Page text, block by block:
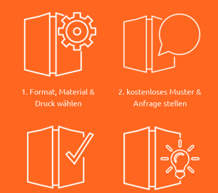
1. Format, Material &
Druck wählen
2. kostenloses Muster &
Anfrage stellen